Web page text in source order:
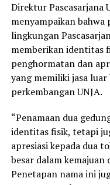
Direktur Pascasarjana
menyampaikan bahwa
lingkungan
memberikan identitas
penghormatan dan
yang memiliki jasa luar
perkembangan UNJA.
“Penamaan dua
identitas fisik, tetapi
apresiasi kepada dua
besar dalam kemajuan
Penetapan nama ini